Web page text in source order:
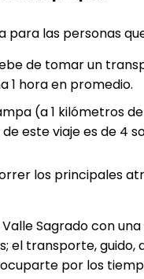
para las personas
de tomar un
1 hora en promedio.
(a 1 kilómetros
este viaje es de 4
los principales
Sagrado con
el transporte, guido,
por los